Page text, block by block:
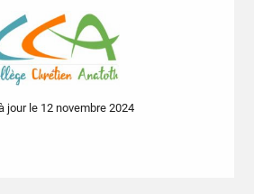
jour le 12 novembre 2024